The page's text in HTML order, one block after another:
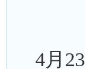
4月23